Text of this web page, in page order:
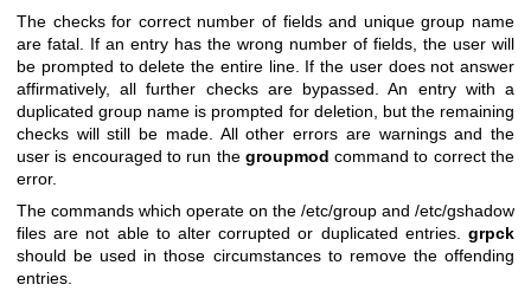
The checks for correct number of fields and unique group name
are fatal. If an entry has the wrong number of fields, the user will
be prompted to delete the entire line. If the user does not answer
affirmatively, all further checks are bypassed. An entry with a
duplicated group name is prompted for deletion, but the remaining
checks will still be made. All other errors are warnings and the
user is encouraged to run the groupmod command to correct the
error.
The commands which operate on the /etc/group and /etc/gshadow
files are not able to alter corrupted or duplicated entries. grpck
should be used in those circumstances to remove the offending
entries.